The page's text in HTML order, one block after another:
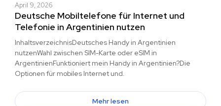
April 9, 2026
Deutsche Mobiltelefone für Internet und
Telefonie in Argentinien nutzen
InhaltsverzeichnisDeutsches Handy in Argentinien
nutzenWahl zwischen SIM-Karte oder eSIM in
ArgentinienFunktioniert mein Handy in Argentinien?Die
Optionen für mobiles Internet und.
Mehr lesen